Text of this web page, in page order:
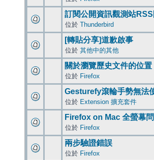
訂閱公開資訊觀測站
位於 Thunderbird
[轉貼分享]道歉啟事
位於 其他中的其他
關於瀏覽歷史文件的位置
位於 Firefox
Gesturefy滾輪手勢無法
位於 Extension 擴充套件
Firefox on Mac 全螢幕
位於 Firefox
兩步驗證錯誤
位於 Firefox